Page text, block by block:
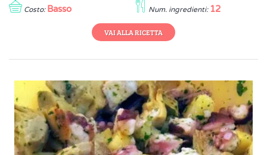
Costo: Basso Num. ingredienti: 12
VAI ALLA RICETTA